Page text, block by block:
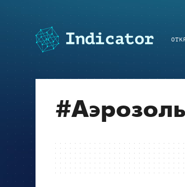
#Аэрозоль